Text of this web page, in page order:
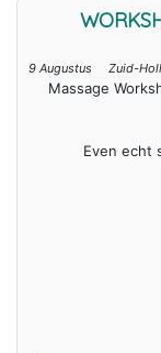
9 Augustus Zuid-
Massage
Even echt